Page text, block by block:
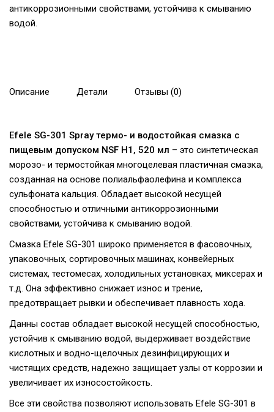
антикоррозионными свойствами, устойчива к смыванию
водой.
Описание Детали Отзывы (0)
Efele SG-301 Spray термо- и водостойкая смазка с
пищевым допуском NSF H1, 520 мл – это синтетическая
морозо- и термостойкая многоцелевая пластичная смазка,
созданная на основе полиальфаолефина и комплекса
сульфоната кальция. Обладает высокой несущей
способностью и отличными антикоррозионными
свойствами, устойчива к смыванию водой.
Смазка Efele SG-301 широко применяется в фасовочных,
упаковочных, сортировочных машинах, конвейерных
системах, тестомесах, холодильных установках, миксерах и
т.д. Она эффективно снижает износ и трение,
предотвращает рывки и обеспечивает плавность хода.
Данны состав обладает высокой несущей способностью,
устойчив к смыванию водой, выдерживает воздействие
кислотных и водно-щелочных дезинфицирующих и
чистящих средств, надежно защищает узлы от коррозии и
увеличивает их износостойкость.
Все эти свойства позволяют использовать Efele SG-301 в